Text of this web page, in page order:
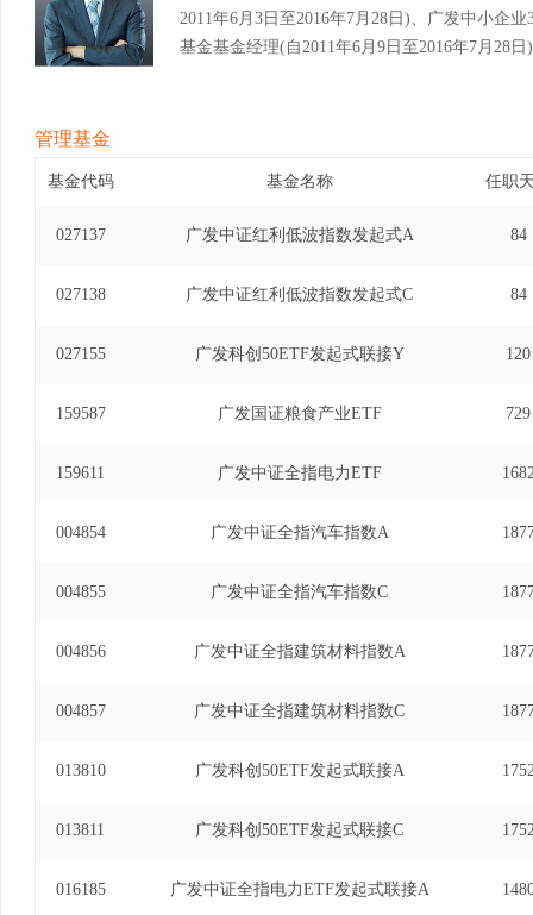
2011年6月3日至2016年7月28日)、广发中小企
基金基金经理(自2011年6月9日至2016年7月28
费交易型开放式指数证券投资基金发起式联接
(自2015年8月18日至2018年12月20日)、广发
券投资基金发起式联接基金基金经理(自2017年
中证全指可选消费交易型开放式指数证券投资
至2021年6月17日)、广发中证全指信息技术交
发起式联接基金基金经理(自2015年1月29日至
指可选消费交易型开放式指数证券投资基金发
基金经理(自2015年5月6日至2021年6月17日)
指数证券投资基金基金经理(自2015年6月25日
日)、广发中证全指家用电器指数型发起式证券
年11月22日)、广发深证100指数证券投资基金
月23日至2024年8月8日)、广发中证沪港深科
管理基金
基金代码 基金名称 任职
027137 广发中证红利低波指数发起式A 84
027138 广发中证红利低波指数发起式C 84
027155 广发科创50ETF发起式联接Y 120
159587 广发国证粮食产业ETF 729
159611 广发中证全指电力ETF
004854 广发中证全指汽车指数A
004855 广发中证全指汽车指数C
004856 广发中证全指建筑材料指数A
004857 广发中证全指建筑材料指数C
013810 广发科创50ETF发起式联接A
013811 广发科创50ETF发起式联接C
016185 广发中证全指电力ETF发起式联接A